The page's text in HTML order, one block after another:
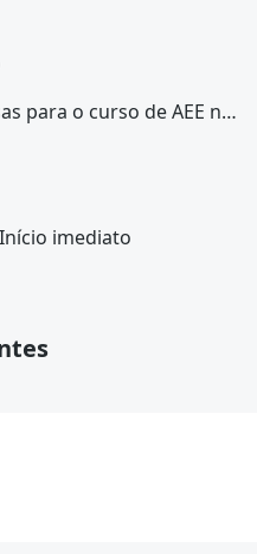
para o curso de AEE na
Recursos e
imediato